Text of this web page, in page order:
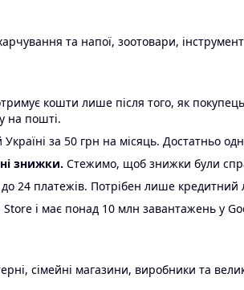
та напої, зоотовари,
кошти лише після того, як
на пошті.
за 50 грн на місяць. Достатньо
знижки. Стежимо, щоб знижки були
до 24 платежів. Потрібен лише кредитний
і має понад 10 млн завантажень у
сімейні магазини, виробники та